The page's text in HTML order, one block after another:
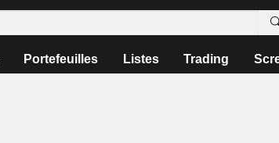
Portefeuilles Listes Trading